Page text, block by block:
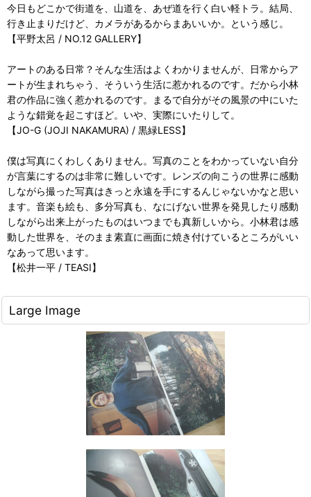
今日もどこかで街道を、山道を、あぜ道を行く白い軽トラ。結局、
行き止まりだけど、カメラがあるからまあいいか。という感じ。
【平野太呂 / NO.12 GALLERY】
アートのある日常？そんな生活はよくわかりませんが、日常からア
ートが生まれちゃう、そういう生活に惹かれるのです。だから小林
君の作品に強く惹かれるのです。まるで自分がその風景の中にいた
ような錯覚を起こすほど。いや、実際にいたりして。
【JO-G (JOJI NAKAMURA) / 黒緑LESS】
僕は写真にくわしくありません。写真のことをわかっていない自分
が言葉にするのは非常に難しいです。レンズの向こうの世界に感動
しながら撮った写真はきっと永遠を手にするんじゃないかなと思い
ます。音楽も絵も、多分写真も、なにげない世界を発見したり感動
しながら出来上がったものはいつまでも真新しいから。小林君は感
動した世界を、そのまま素直に画面に焼き付けているところがいい
なあって思います。
【松井一平 / TEASI】
Large Image